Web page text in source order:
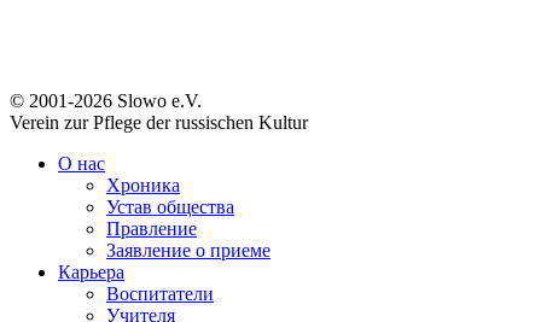
© 2001-2026 Slowo e.V.
Verein zur Pflege der russischen Kultur
О нас
Хроника
Устав общества
Правление
Заявление о приеме
Карьера
Воспитатели
Учителя